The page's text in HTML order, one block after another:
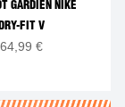
GARDIEN NIKE
FIT V
64,99 €